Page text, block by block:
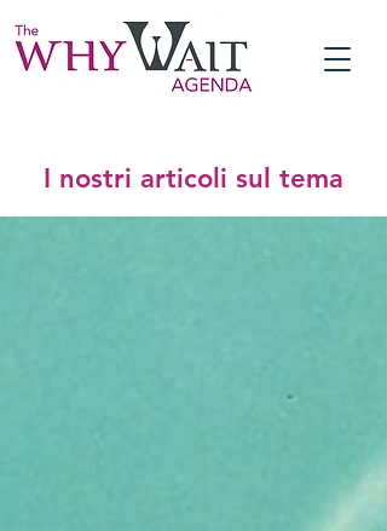
I nostri articoli sul tema